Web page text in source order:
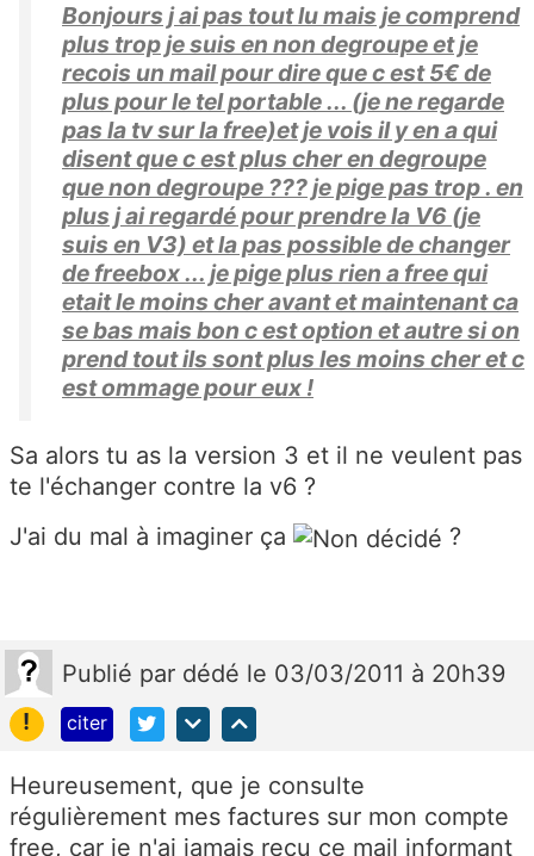
Bonjours j ai pas tout lu mais je comprend
plus trop je suis en non degroupe et je
recois un mail pour dire que c est 5€ de
plus pour le tel portable ... (je ne regarde
pas la tv sur la free)et je vois il y en a qui
disent que c est plus cher en degroupe
que non degroupe ??? je pige pas trop . en
plus j ai regardé pour prendre la V6 (je
suis en V3) et la pas possible de changer
de freebox ... je pige plus rien a free qui
etait le moins cher avant et maintenant ca
se bas mais bon c est option et autre si on
prend tout ils sont plus les moins cher et c
est ommage pour eux !
Sa alors tu as la version 3 et il ne veulent pas
te l'échanger contre la v6 ?
J'ai du mal à imaginer ça
?
Publié par dédé le 03/03/2011 à 20h39
!
citer
Heureusement, que je consulte
régulièrement mes factures sur mon compte
free, car je n'ai jamais reçu ce mail informant